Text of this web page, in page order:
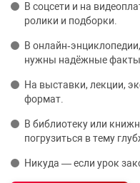
В соцсети и на
ролики и подборки.
В
нужны надёжные факты.
На выставки, лекции,
формат.
В библиотеку или
погрузиться в тему
Никуда — если урок